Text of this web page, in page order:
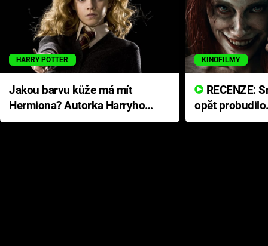
HARRY POTTER
Jakou barvu kůže má mít
Hermiona? Autorka Harryho
Pottera přišla s ráznou
KINOFILMY
opět
přichází s